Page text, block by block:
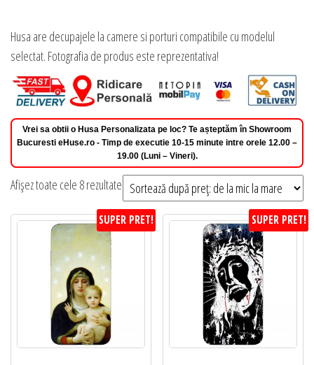
Husa are decupajele la camere si porturi compatibile cu modelul
selectat. Fotografia de produs este reprezentativa!
Vrei sa obtii o Husa Personalizata pe loc? Te așteptăm în Showroom
Bucuresti eHuse.ro - Timp de executie 10-15 minute intre orele 12.00 –
19.00 (Luni – Vineri).
Afișez toate cele 8 rezultate Sortat
după
preț:
SUPER PRET! SUPER PRET!